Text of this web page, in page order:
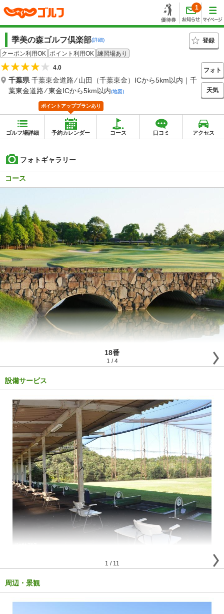
1
季美の森ゴルフ倶楽部(詳細)
登録
クーポン利用OK ポイント利用OK 練習場あり
4.0
千葉県 千葉東金道路 ⁄ 山田（千葉東金）ICから5km以内｜千
葉東金道路 ⁄ 東金ICから5km以内(地図)
フォト
天気
ゴルフ場詳細 予約カレンダー
ポイントアッププランあり
コース 口コミ アクセス
フォトギャラリー
コース
18番
1 /4
設備サービス
1 / 11
周辺・景観